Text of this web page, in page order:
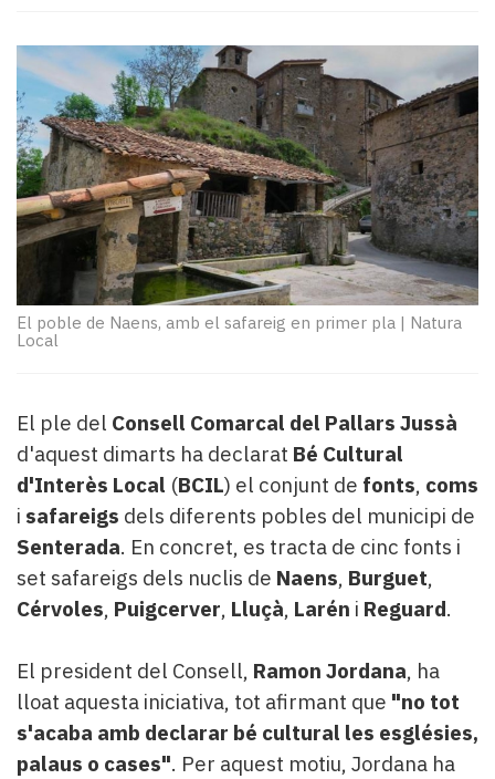
temps
Reportatges
Entrevistes
Enquestes
A
escena!
Dis
la
Subscriptors
La
newsletter
Contingut
patrocinat
més
llegit...
Editorial
El poble de Naens, amb el safareig en primer pla | Natura
Local
El ple del Consell Comarcal del Pallars Jussà
d'aquest dimarts ha declarat Bé Cultural
d'Interès Local (BCIL) el conjunt de fonts, coms
i safareigs dels diferents pobles del municipi de
Senterada. En concret, es tracta de cinc fonts i
set safareigs dels nuclis de Naens, Burguet,
Cérvoles, Puigcerver, Lluçà, Larén i Reguard.
El president del Consell, Ramon Jordana, ha
lloat aquesta iniciativa, tot afirmant que "no tot
s'acaba amb declarar bé cultural les esglésies,
palaus o cases". Per aquest motiu, Jordana ha